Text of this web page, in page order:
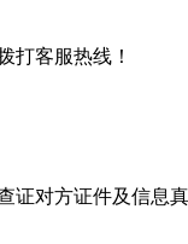
打客服热线！
对方证件及信息